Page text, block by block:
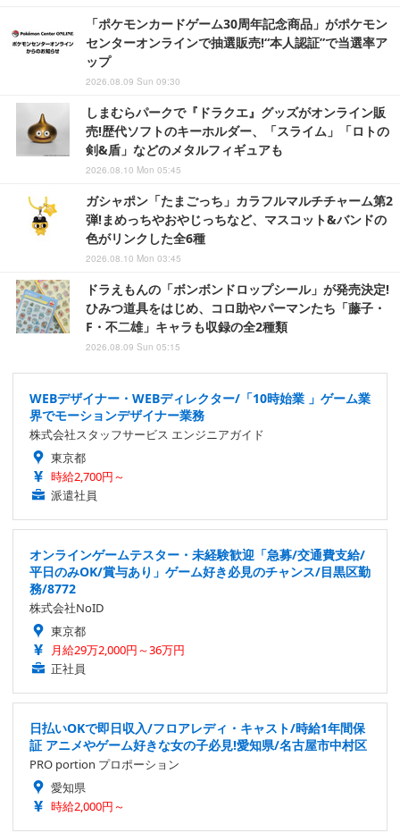
「ポケモンカードゲーム30周年記念商品」がポケモン
センターオンラインで抽選販売!“本人認証”で当選率ア
ップ
2026.08.09 Sun 09:30
しまむらパークで『ドラクエ』グッズがオンライン販
売!歴代ソフトのキーホルダー、「スライム」「ロトの
剣&盾」などのメタルフィギュアも
2026.08.10 Mon 05:45
ガシャポン「たまごっち」カラフルマルチチャーム第2
弾!まめっちやおやじっちなど、マスコット&バンドの
色がリンクした全6種
2026.08.10 Mon 03:45
ドラえもんの「ボンボンドロップシール」が発売決定!
ひみつ道具をはじめ、コロ助やパーマンたち「藤子・
F・不二雄」キャラも収録の全2種類
2026.08.09 Sun 05:15
WEBデザイナー・WEBディレクター/「10時始業 」ゲーム業
界でモーションデザイナー業務
株式会社スタッフサービス エンジニアガイド
東京都
時給2,700円～
派遣社員
オンラインゲームテスター・未経験歓迎「急募/交通費支給/
平日のみOK/賞与あり」ゲーム好き必見のチャンス/目黒区勤
務/8772
株式会社NoID
東京都
月給29万2,000円～36万円
正社員
日払いOKで即日収入/フロアレディ・キャスト/時給1年間保
証 アニメやゲーム好きな女の子必見!愛知県/名古屋市中村区
PRO portion プロポーション
愛知県
時給2,000円～